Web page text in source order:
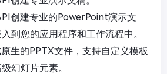
创建专业的PowerPoint演示文
到您的应用程序和工作流程中。
生的PPTX文件，支持自定义模板
幻灯片元素。